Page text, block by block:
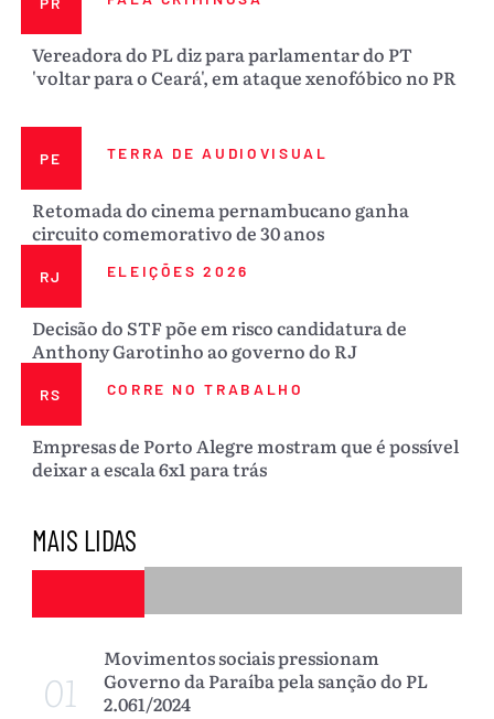
Vereadora do PL diz para parlamentar do PT
'voltar para o Ceará', em ataque xenofóbico no PR
PE TERRA DE AUDIOVISUAL
Retomada do cinema pernambucano ganha
circuito comemorativo de 30 anos
RJ ELEIÇÕES 2026
Decisão do STF põe em risco candidatura de
Anthony Garotinho ao governo do RJ
RS CORRE NO TRABALHO
Empresas de Porto Alegre mostram que é possível
deixar a escala 6x1 para trás
MAIS LIDAS
01
Movimentos sociais pressionam
Governo da Paraíba pela sanção do PL
2.061/2024